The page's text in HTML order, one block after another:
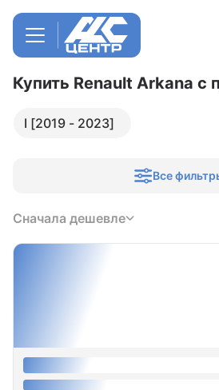
Купить Renault Arkana с
I [2019 - 2023]
Все
Сначала дешевле